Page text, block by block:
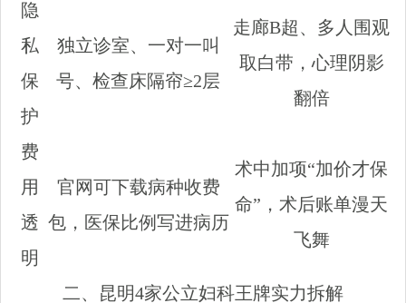
隐
私
保
护
独立诊室、一对一叫
号、检查床隔帘≥2层
走廊B超、多人围观
取白带，心理阴影
翻倍
费
用
透
明
官网可下载病种收费
包，医保比例写进病历
术中加项“加价才保
命”，术后账单漫天
飞舞
二、昆明4家公立妇科王牌实力拆解